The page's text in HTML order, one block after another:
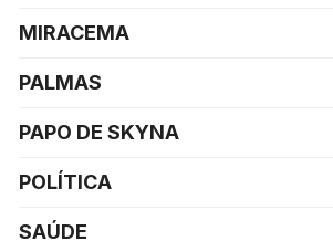
MIRACEMA
PALMAS
PAPO DE SKYNA
POLÍTICA
SAÚDE